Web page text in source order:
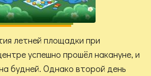
летней площадки при
успешно прошёл накануне, и
будней. Однако второй день